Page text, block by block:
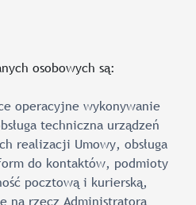
osobowych są:
operacyjne wykonywanie
techniczna urządzeń
realizacji Umowy, obsługa
do kontaktów, podmioty
pocztową i kurierską,
na rzecz Administratora